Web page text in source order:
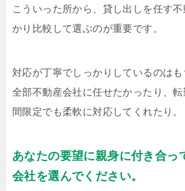
こういった所から、貸し出しを任す
かり比較して選ぶのが重要です。
対応が丁寧でしっかりしているのはも
全部不動産会社に任せたかったり、
間限定でも柔軟に対応してくれたり。
あなたの要望に親身に付き合っ
会社を選んでください。